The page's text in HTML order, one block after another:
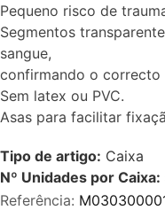
Pequeno risco de
Segmentos
sangue,
confirmando o correcto
Sem latex ou PVC.
Asas para facilitar
Tipo de artigo: Caixa
Nº Unidades por Caixa:
Referência: